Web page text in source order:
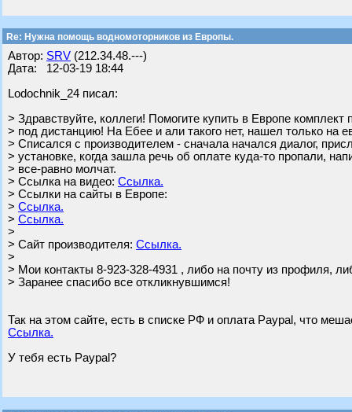
Re: Нужна помощь водномоторников из Европы.
Автор: SRV (212.34.48.---)
Дата: 12-03-19 18:44
Lodochnik_24 писал:
> Здравствуйте, коллеги! Помогите купить в Европе
> под дистанцию! На Ебее и али такого нет, нашел только на
> Списался с производителем - сначала начался диалог,
> установке, когда зашла речь об оплате куда-то пропали,
> все-равно молчат.
> Ссылка на видео: Ссылка.
> Ссылки на сайты в Европе:
> Ссылка.
> Ссылка.
>
> Сайт производителя: Ссылка.
>
> Мои контакты 8-923-328-4931 , либо на почту из профиля,
> Заранее спасибо все откликнувшимся!
Так на этом сайте, есть в списке РФ и оплата Paypal, что
Ссылка.
У тебя есть Paypal?